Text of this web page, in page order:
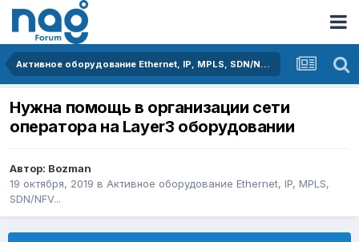
Активное оборудование Ethernet, IP, MPLS, SDN/NFV...
Нужна помощь в организации сети
оператора на Layer3 оборудовании
Автор: Bozman
19 октября, 2019 в Активное оборудование Ethernet, IP, MPLS,
SDN/NFV...